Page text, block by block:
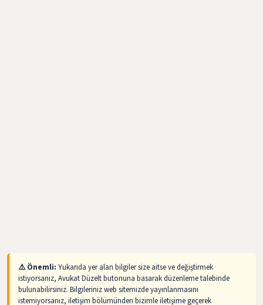
⚠️ Önemli: Yukarıda yer alan bilgiler size aitse ve değiştirmek
istiyorsanız, Avukat Düzelt butonuna basarak düzenleme talebinde
bulunabilirsiniz. Bilgileriniz web sitemizde yayınlanmasını
istemiyorsanız, iletişim bölümünden bizimle iletişime geçerek